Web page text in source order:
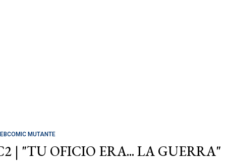
MUTANTE
| "TU OFICIO ERA... LA GUERRA"